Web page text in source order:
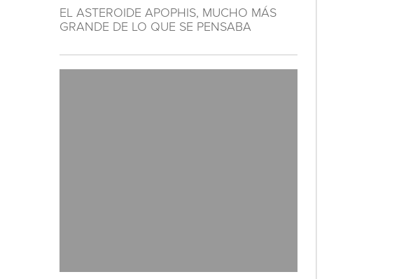
EL ASTEROIDE APOPHIS, MUCHO MÁS
GRANDE DE LO QUE SE PENSABA